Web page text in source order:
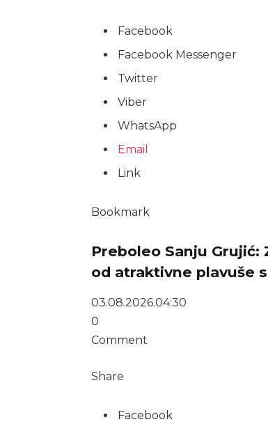
Facebook
Facebook Messenger
Twitter
Viber
WhatsApp
Email
Link
Bookmark
Preboleo Sanju
od atraktivne plavuše
03.08.2026.04:30
0
Comment
Share
Facebook